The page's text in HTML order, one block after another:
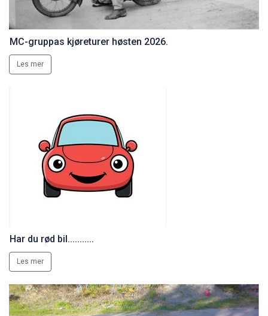
MC-gruppas kjøreturer høsten 2026.
Les mer
Har du rød bil...........
Les mer